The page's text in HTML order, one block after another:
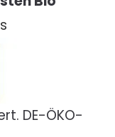
DE-ÖKO-